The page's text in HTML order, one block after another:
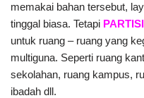
memakai bahan tersebut,
tinggal biasa. Tetapi
untuk ruang – ruang yang
multiguna. Seperti ruang
sekolahan, ruang kampus,
ibadah dll.